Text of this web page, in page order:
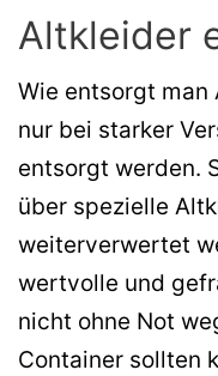
Altkleider
Wie entsorgt
nur bei starker
entsorgt werden.
über spezielle
weiterverwertet
wertvolle und
nicht ohne Not
Container sollten